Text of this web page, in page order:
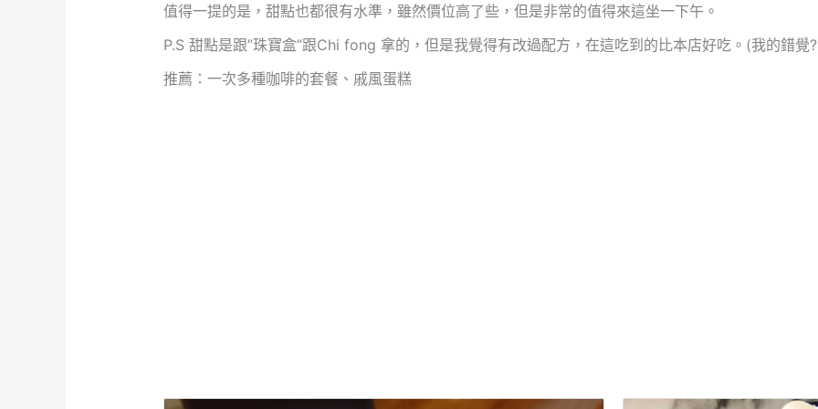
值得一提的是，甜點也都很有水準，雖然價位高了些，但是非常的值得來這坐一下午。
P.S 甜點是跟”珠寶盒”跟Chi fong 拿的，但是我覺得有改過配方，在這吃到的比本店好吃。(我的錯覺
推薦：一次多種咖啡的套餐、戚風蛋糕